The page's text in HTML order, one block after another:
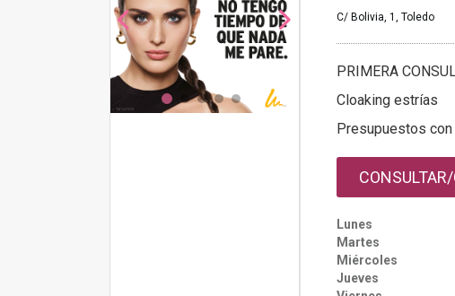
C/ Bolivia, 1, Toledo
PRIMERA
Cloaking estrías
Presupuestos con
Lunes
Martes
Miércoles
Jueves